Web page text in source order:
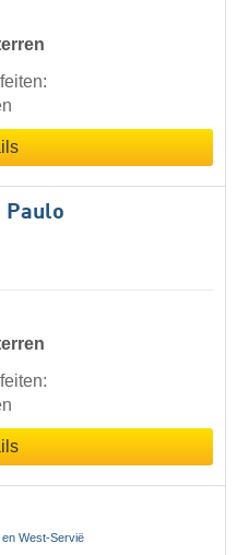
Paulo
en West-Servië